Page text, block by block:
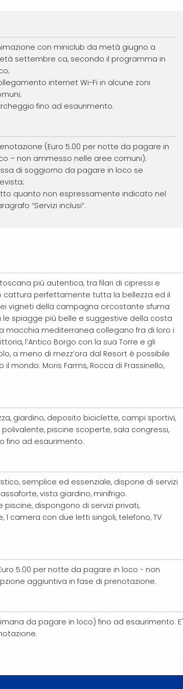
con miniclub da metà giugno a
settembre ca, secondo il programma in
internet Wi-Fi in alcune zoni
fino ad esaurimento.
(Euro 5.00 per notte da pagare in
– non ammesso nelle aree comuni);
di soggiorno da pagare in loco se
quanto non espressamente indicato nel
“Servizi inclusi”.
più autentica, tra filari di cipressi e
cattura perfettamente tutta la bellezza ed il
vigneti della campagna circostante sfuma
spiagge più belle e suggestive della costa
macchia mediterranea collegano fra di loro i
l’Antico Borgo con la sua Torre e gli
a meno di mezz’ora dal Resort è possibile
mondo: Moris Farms, Rocca di Frassinello,
giardino, deposito biciclette, campi sportivi,
piscine scoperte, sala congressi,
fino ad esaurimento.
semplice ed essenziale, dispone di servizi
vista giardino, minifrigo.
piscine, dispongono di servizi privati,
camera con due letti singoli, telefono, TV
5.00 per notte da pagare in loco - non
aggiuntiva in fase di prenotazione.
da pagare in loco) fino ad esaurimento. E'